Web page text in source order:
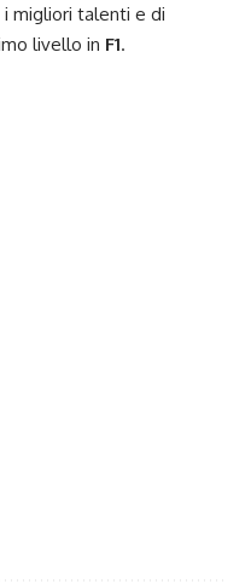
migliori talenti e di
livello in F1.